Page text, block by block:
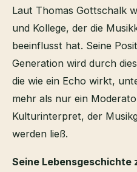
Laut Thomas Gottschalk
und Kollege, der die
beeinflusst hat. Seine
Generation wird durch
die wie ein Echo wirkt,
mehr als nur ein
Kulturinterpret, der
werden ließ.
Seine Lebensgeschichte